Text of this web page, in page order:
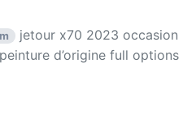
jetour x70 2023 occasion
d’origine full options